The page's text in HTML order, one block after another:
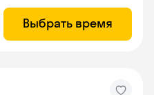
Выбрать время